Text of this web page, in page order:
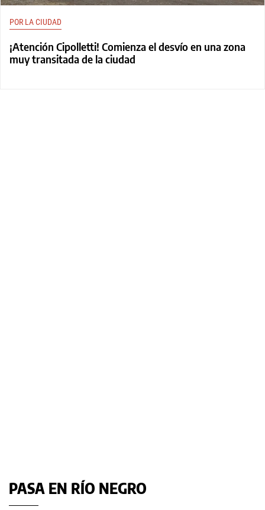
POR LA CIUDAD
¡Atención Cipolletti! Comienza el desvío en una zona
muy transitada de la ciudad
PASA EN RÍO NEGRO